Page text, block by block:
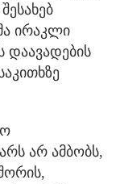
ირაკლი
დაავადების
არ ამბობს,